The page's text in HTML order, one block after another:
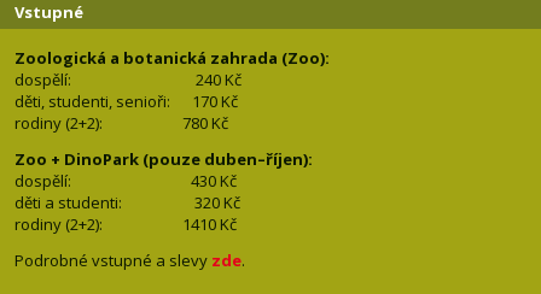
Vstupné
Zoologická a botanická zahrada (Zoo):
dospělí:
240 Kč
děti, studenti, senioři: 170 Kč
rodiny (2+2): 780 Kč
Zoo + DinoPark (pouze duben–říjen):
dospělí: 430 Kč
děti a studenti: 320 Kč
rodiny (2+2): 1410 Kč
Podrobné vstupné a slevy zde.